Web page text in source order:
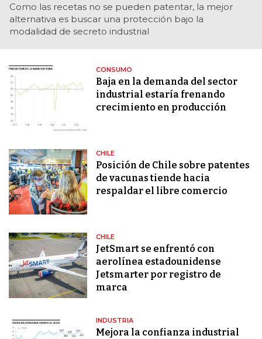
Como las recetas no se pueden patentar, la mejor
alternativa es buscar una protección bajo la
modalidad de secreto industrial
CONSUMO
Baja en la demanda del sector
industrial estaría frenando
crecimiento en producción
CHILE
Posición de Chile sobre patentes
de vacunas tiende hacia
respaldar el libre comercio
CHILE
JetSmart se enfrentó con
aerolínea estadounidense
Jetsmarter por registro de
marca
INDUSTRIA
Mejora la confianza industrial